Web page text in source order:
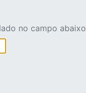
no campo abaixo